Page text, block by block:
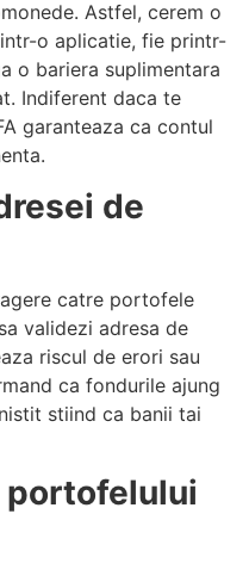
Astfel, cerem o
o aplicatie, fie printr-
o bariera suplimentara
Indiferent daca te
garanteaza ca contul
de
catre portofele
validezi adresa de
riscul de erori sau
ca fondurile ajung
stiind ca banii tai
portofelului